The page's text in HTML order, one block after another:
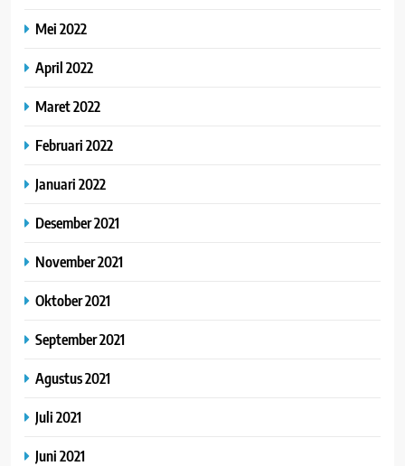
Mei 2022
April 2022
Maret 2022
Februari 2022
Januari 2022
Desember 2021
November 2021
Oktober 2021
September 2021
Agustus 2021
Juli 2021
Juni 2021